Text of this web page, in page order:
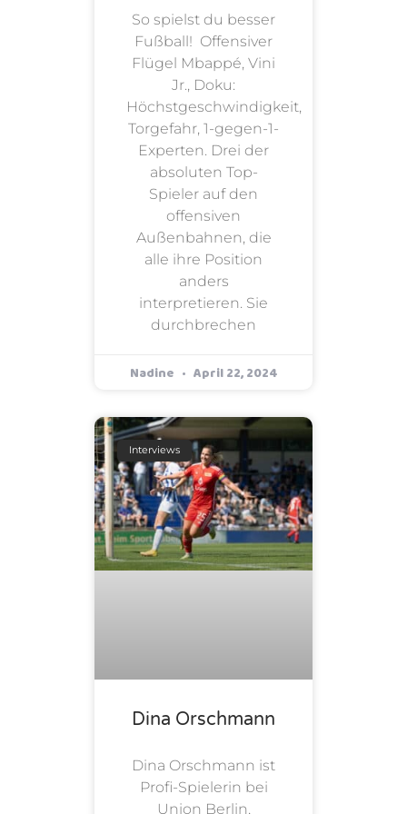
So spielst du besser
Fußball! Offensiver
Flügel Mbappé, Vini
Jr., Doku:
Höchstgeschwindigkeit,
Torgefahr, 1-gegen-1-
Experten. Drei der
absoluten Top-
Spieler auf den
offensiven
Außenbahnen, die
alle ihre Position
anders
interpretieren. Sie
durchbrechen
Nadine April 22, 2024
Interviews
Dina Orschmann
Dina Orschmann ist
Profi-Spielerin bei
Union Berlin,